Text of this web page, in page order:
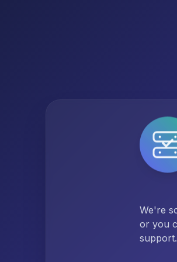
We're
or you
support.